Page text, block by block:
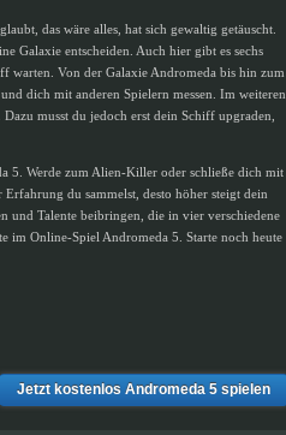
das wäre alles, hat sich gewaltig getäuscht.
Galaxie entscheiden. Auch hier gibt es sechs
warten. Von der Galaxie Andromeda bis hin zum
dich mit anderen Spielern messen. Im weiteren
musst du jedoch erst dein Schiff upgraden,
5. Werde zum Alien-Killer oder schließe dich mit
du sammelst, desto höher steigt dein
und Talente beibringen, die in vier verschiedene
im Online-Spiel Andromeda 5. Starte noch heute
Jetzt kostenlos Andromeda 5 spielen